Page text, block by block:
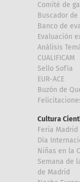
Comité de
Buscador
Banco de
Evaluación
Análisis
CUALIFICAM
Sello Sofía
EUR-ACE
Buzón de
Cultura
Feria Madrid
Día
Niñas en la
Semana de
de Madrid